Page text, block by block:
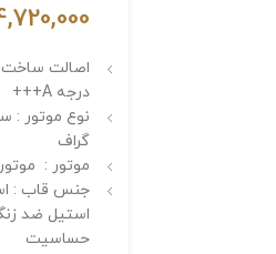
اصالت
درجه A+++
نوع موتور :
گراف
موتور :
جنس قاب :
استیل ضد
حساسیت